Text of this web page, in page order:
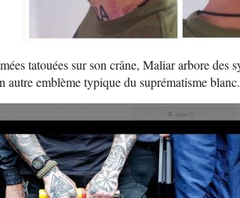
tatouées sur son crâne, Maliar arbore des
autre emblème typique du suprématisme blanc.